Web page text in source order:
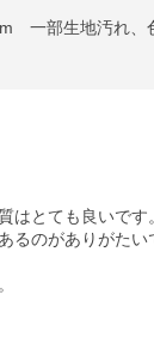
一部生地汚れ
はとても良いです。
るのがありがたい